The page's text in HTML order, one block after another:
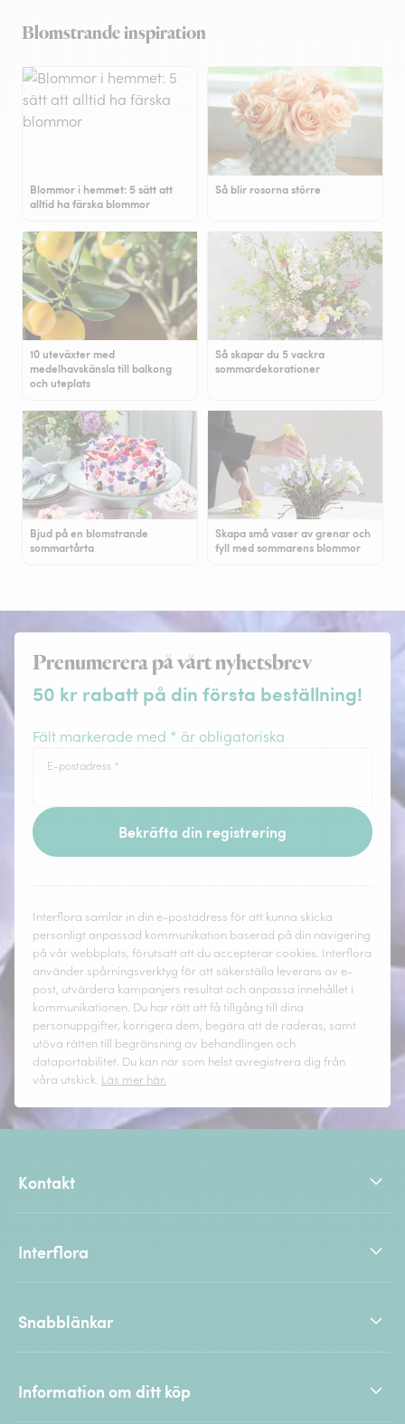
Blomstrande inspiration
Blommor i hemmet: 5 sätt att
alltid ha färska blommor
Så blir rosorna större
10 uteväxter med
medelhavskänsla till balkong
och uteplats
Så skapar du 5 vackra
sommardekorationer
Bjud på en blomstrande
sommartårta
Skapa små vaser av grenar och
fyll med sommarens blommor
Prenumerera på vårt nyhetsbrev
50 kr rabatt på din första beställning!
Fält markerade med * är obligatoriska
E-postadress *
Bekräfta din registrering
Interflora samlar in din e-postadress för att kunna skicka
personligt anpassad kommunikation baserad på din navigering
på vår webbplats, förutsatt att du accepterar cookies. Interflora
använder spårningsverktyg för att säkerställa leverans av e-
post, utvärdera kampanjers resultat och anpassa innehållet i
kommunikationen. Du har rätt att få tillgång till dina
personuppgifter, korrigera dem, begära att de raderas, samt
utöva rätten till begränsning av behandlingen och
dataportabilitet. Du kan när som helst avregistrera dig från
våra utskick. Läs mer här.
Kontakt
Interflora
Snabblänkar
Information om ditt köp